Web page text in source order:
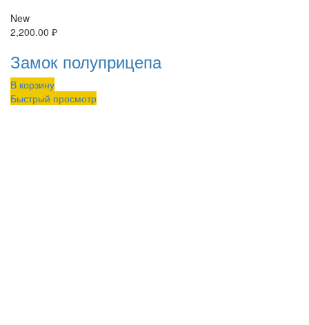
New
2,200.00 ₽
Замок полуприцепа
В корзину
Быстрый просмотр